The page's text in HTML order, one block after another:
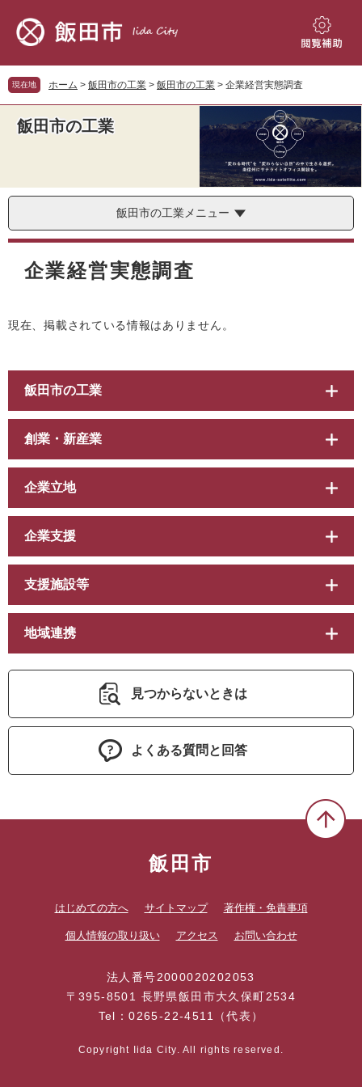
先
頭
す。
を
飛
へ
閲
補
現在地 ホーム > 飯田市の工業 > 飯田市の工業 > 企業経営実態調査
飯田市の工業
飯田市の工業メニュー
本
企業経営実態調査
現在、掲載されている情報はありません。
飯田市の工業
創業・新産業
企業立地
企業支援
支援施設等
地域連携
見つからないときは
よくある質問と回答
飯田市
はじめての方へ サイトマップ 著作権・免責事項
個人情報の取り扱い アクセス お問い合わせ
法人番号2000020202053
〒395-8501 長野県飯田市大久保町2534
Tel：0265-22-4511（代表）
Copyright Iida City. All rights reserved.